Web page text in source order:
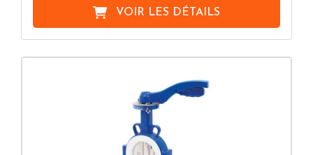
VOIR LES DÉTAILS